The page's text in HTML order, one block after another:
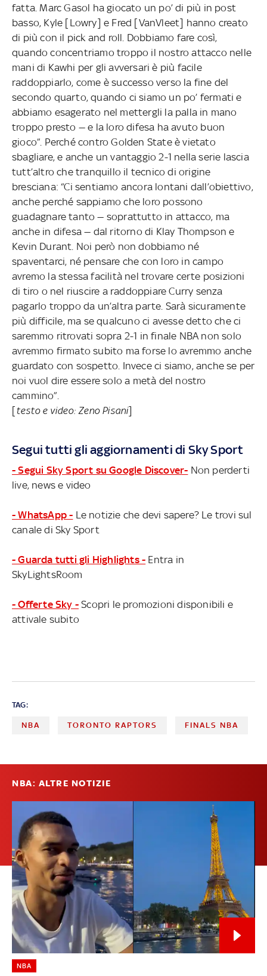
fatta. Marc Gasol ha giocato un po’ di più in post
basso, Kyle [Lowry] e Fred [VanVleet] hanno creato
di più con il pick and roll. Dobbiamo fare così,
quando concentriamo troppo il nostro attacco nelle
mani di Kawhi per gli avversari è più facile
raddoppiarlo, come è successo verso la fine del
secondo quarto, quando ci siamo un po’ fermati e
abbiamo esagerato nel mettergli la palla in mano
troppo presto — e la loro difesa ha avuto buon
gioco”. Perché contro Golden State è vietato
sbagliare, e anche un vantaggio 2-1 nella serie lascia
tutt’altro che tranquillo il tecnico di origine
bresciana: “Ci sentiamo ancora lontani dall’obiettivo,
anche perché sappiamo che loro possono
guadagnare tanto — soprattutto in attacco, ma
anche in difesa — dal ritorno di Klay Thompson e
Kevin Durant. Noi però non dobbiamo né
spaventarci, né pensare che con loro in campo
avremo la stessa facilità nel trovare certe posizioni
di tiro o nel riuscire a raddoppiare Curry senza
pagarlo troppo da un’altra parte. Sarà sicuramente
più difficile, ma se qualcuno ci avesse detto che ci
saremmo ritrovati sopra 2-1 in finale NBA non solo
avremmo firmato subito ma forse lo avremmo anche
guardato con sospetto. Invece ci siamo, anche se per
noi vuol dire essere solo a metà del nostro
cammino”.
[testo e video: Zeno Pisani]
Segui tutti gli aggiornamenti di Sky Sport
- Segui Sky Sport su Google Discover- Non perderti
live, news e video
- WhatsApp - Le notizie che devi sapere? Le trovi sul
canale di Sky Sport
- Guarda tutti gli Highlights - Entra in
SkyLightsRoom
- Offerte Sky - Scopri le promozioni disponibili e
attivale subito
TAG:
NBA TORONTO RAPTORS FINALS NBA
NBA: ALTRE NOTIZIE
NBA